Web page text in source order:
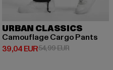
EUR
URBAN CLASSICS
Camouflage Cargo Pants
39,04 EUR
Derzeitiger Preis: 39,04 EUR
54,99 EURAktionspreis: